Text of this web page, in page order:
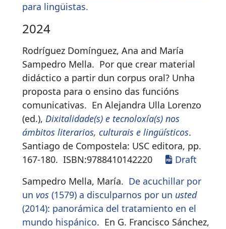
para lingüistas.
2024
Rodríguez Domínguez, Ana and María
Sampedro Mella. Por que crear material
didáctico a partir dun corpus oral? Unha
proposta para o ensino das funcións
comunicativas. En Alejandra Ulla Lorenzo
(ed.), Dixitalidade(s) e tecnoloxía(s) nos
ámbitos literarios, culturais e lingüísticos.
Santiago de Compostela: USC editora, pp.
167-180. ISBN:9788410142220
Draft
Sampedro Mella, María. De acuchillar por
un vos (1579) a disculparnos por un usted
(2014): panorámica del tratamiento en el
mundo hispánico. En G. Francisco Sánchez,